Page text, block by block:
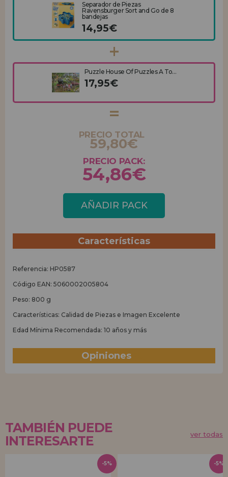
Separador de Piezas
Ravensburger Sort and Go de 8
bandejas
14,95€
Puzzle House Of Puzzles A To...
17,95€
PRECIO TOTAL
59,80€
PRECIO PACK:
54,86€
AÑADIR PACK
Características
Referencia: HP0587
Código EAN: 5060002005804
Peso: 800 g
Características: Calidad de Piezas e Imagen Excelente
Edad Mínima Recomendada: 10 años y más
Opiniones
TAMBIÉN PUEDE
INTERESARTE
ver todas
-5% -5%